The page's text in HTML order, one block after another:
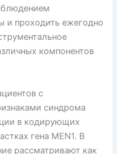
и проходить ежегодно
компонентов
с
синдрома
в кодирующих
гена MEN1. В
рассматривают как